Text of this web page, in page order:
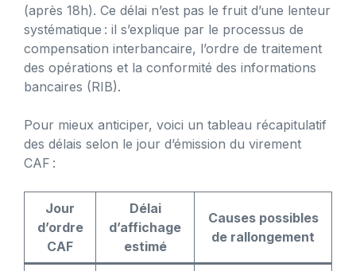
(après 18h). Ce délai n’est pas le fruit d’une lenteur
systématique : il s’explique par le processus de
compensation interbancaire, l’ordre de traitement
des opérations et la conformité des informations
bancaires (RIB).
Pour mieux anticiper, voici un tableau récapitulatif
des délais selon le jour d’émission du virement
CAF :
Jour
d’ordre
CAF
Délai
d’affichage
estimé
Causes possibles
de rallongement